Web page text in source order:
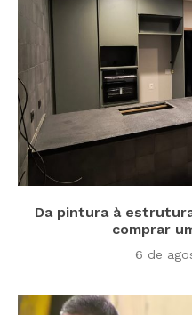
Da pintura à
comprar
6 de